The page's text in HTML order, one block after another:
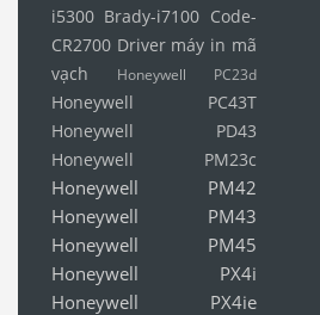
i5300 Brady-i7100 Code-
CR2700 Driver máy in mã
vạch
Honeywell PC23d
Honeywell PC43T
Honeywell PD43
Honeywell PM23c
Honeywell PM42
Honeywell PM43
Honeywell PM45
Honeywell PX4i
Honeywell PX4ie